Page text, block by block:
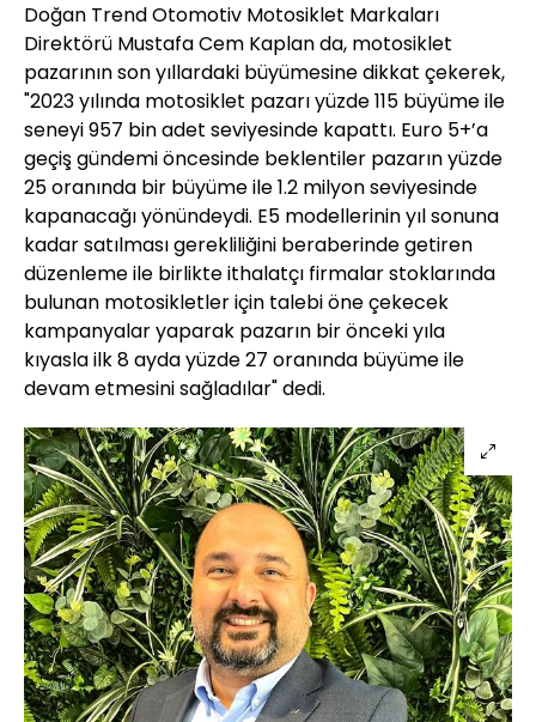
Doğan Trend Otomotiv Motosiklet Markaları
Direktörü Mustafa Cem Kaplan da, motosiklet
pazarının son yıllardaki büyümesine dikkat çekerek,
"2023 yılında motosiklet pazarı yüzde 115 büyüme ile
seneyi 957 bin adet seviyesinde kapattı. Euro 5+’a
geçiş gündemi öncesinde beklentiler pazarın yüzde
25 oranında bir büyüme ile 1.2 milyon seviyesinde
kapanacağı yönündeydi. E5 modellerinin yıl sonuna
kadar satılması gerekliliğini beraberinde getiren
düzenleme ile birlikte ithalatçı firmalar stoklarında
bulunan motosikletler için talebi öne çekecek
kampanyalar yaparak pazarın bir önceki yıla
kıyasla ilk 8 ayda yüzde 27 oranında büyüme ile
devam etmesini sağladılar" dedi.